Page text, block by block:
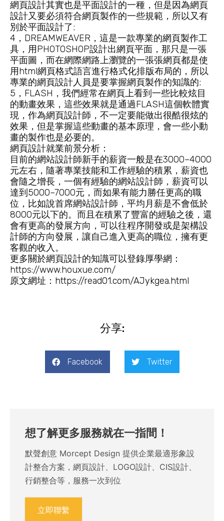
網頁設計其實也是平面設計的一種，但是因為網頁
設計又要必須符合網頁製作的一些規範，所以又有
別於平面設計了;
4，DREAMWEAVER，這是一款專業的網頁製作工
具，用PHOTOSHOP設計出網頁平面，那只是一張
平面圖，而在網際網路上瀏覽的一張張網頁都是使
用html網頁格式語言進行格式化排版布局的，所以
專業的網頁設計人員是要掌握網頁製作的知識的;
5，FLASH，我們經常在網頁上看到一些比較炫目
的動畫效果，這些效果就是通過FLASH這個軟體實
現，作為網頁設計師，不一定要能做出很酷很炫的
效果，但是掌握這些動畫的基本原理，會一些小動
畫的製作也是必要的。
網頁設計就業前景分析：
目前的網站設計師新手的薪資一般是在3000–4000
元左右，隨著專業技能和工作經驗的積累，薪資也
會隨之增長，一個有經驗的網站設計師，薪資可以
達到5000–7000元，而如果有能力勝任更高的職
位，比如說首席網站設計師，平均月薪是不會低於
8000元以下的。而且在積累了豐富的經驗之後，還
會有更高的發展方向，可以往程序開發或是架構設
計師的方向發展，讓自己進入更高的職位，擁有更
客觀的收入。
更多關於網頁設計的知識可以登錄厚學網：
https://www.houxue.com/
原文網址： https://read01.com/AJykgea.html
分享:
Facebook Twitter
想了解更多服務就在一指間！
默聲創意 Morcept Design 提供企業最適形象設
計整合方案，網頁設計、LOGO設計、CIS設計、
行銷整合等，服務一次到位
立即聯繫